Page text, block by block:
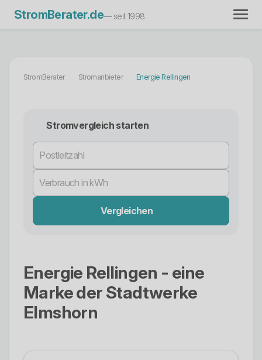
StromBerater.de— seit 1998
StromBerater Stromanbieter Energie Rellingen
Stromvergleich starten
Vergleichen
Energie Rellingen - eine
Marke der Stadtwerke
Elmshorn